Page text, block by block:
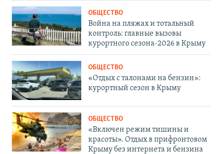
ОБЩЕСТВО
Война на пляжах и тотальный
контроль: главные вызовы
курортного сезона-2026 в Крыму
ОБЩЕСТВО
«Отдых с талонами на бензин»:
курортный сезон в Крыму
ОБЩЕСТВО
«Включен режим тишины и
красоты». Отдых в прифронтовом
Крыму без интернета и бензина